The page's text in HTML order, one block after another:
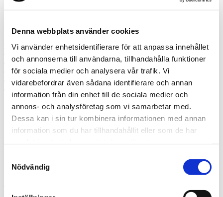
Denna webbplats använder cookies
Vi använder enhetsidentifierare för att anpassa innehållet
och annonserna till användarna, tillhandahålla funktioner
för sociala medier och analysera vår trafik. Vi
vidarebefordrar även sådana identifierare och annan
information från din enhet till de sociala medier och
annons- och analysföretag som vi samarbetar med.
Dessa kan i sin tur kombinera informationen med annan
information som du har tillhandahållit eller som de har
Nödvändig
Ring oss
Ring oss om du har några frågor!
0942-515 95
Begär offert
Kontakta mig
Boka hembesök
Prata med en expert
Kontakta mig
Boka hembesök